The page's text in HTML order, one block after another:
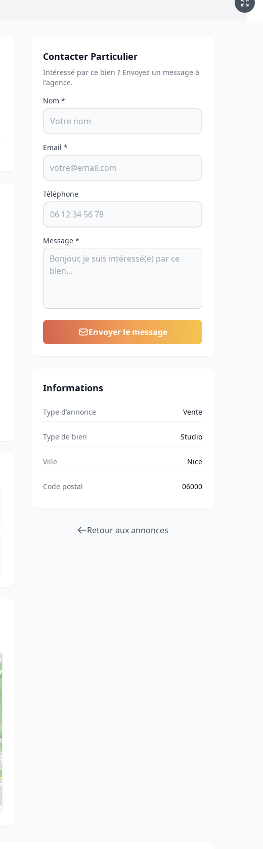
Contacter Particulier
Intéressé par ce bien ? Envoyez un message à
l'agence.
Nom *
Email *
Téléphone
Message *
Envoyer le message
Informations
Type d'annonce Vente
Type de bien Studio
Ville Nice
Code postal 06000
Retour aux annonces